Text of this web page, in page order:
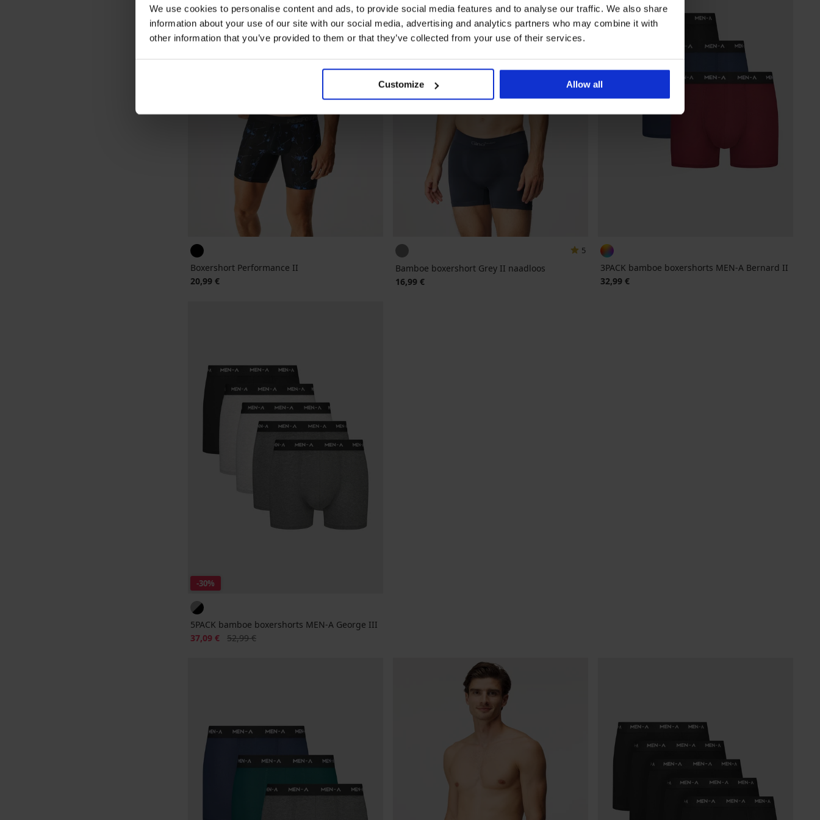
We use cookies to personalise content and ads, to provide social media features and to analyse our traffic. We also share
information about your use of our site with our social media, advertising and analytics partners who may combine it with
other information that you’ve provided to them or that they’ve collected from your use of their services.
Customize Allow all
Boxershort Performance II
20,99 €
5
Bamboe boxershort Grey II naadloos
16,99 €
3PACK bamboe boxershorts MEN-A Bernard II
32,99 €
-30%
5PACK bamboe boxershorts MEN-A George III
Korting
37,09 € Oorspronkelijke prijs
52,99 €